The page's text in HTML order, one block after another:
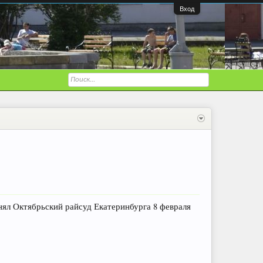
Вход
Октябрьский райсуд Екатеринбурга 8 февраля